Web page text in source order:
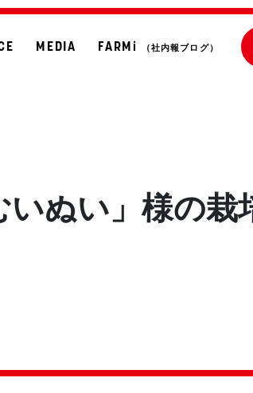
MEDIA FARMi （社内報ブログ）
ぬい」様の栽